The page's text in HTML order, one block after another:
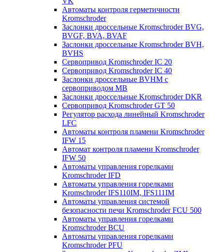
Автоматы контроля герметичности
Kromschroder
Заслонки дроссельные Kromschroder BVG,
BVGF, BVA, BVAF
Заслонки дроссельные Kromschroder BVH,
BVHS
Сервопривод Kromschroder IC 20
Сервопривод Kromschroder IC 40
Заслонки дроссельные BVHM с
сервоприводом МВ
Заслонки дроссельные Kromschroder DKR
Cервопривод Kromschroder GT 50
Регулятор расхода линейный Kromschroder
LFC
Автоматы контроля пламени Kromschroder
IFW 15
Автомат контроля пламени Kromschroder
IFW 50
Автоматы управления горелками
Kromschroder IFD
Автоматы управления горелками
Kromschroder IFS110IM, IFS111IM
Автоматы управления системой
безопасности печи Kromschroder FCU 500
Автоматы управления горелками
Kromschroder BCU
Автоматы управления горелками
Kromschroder PFU